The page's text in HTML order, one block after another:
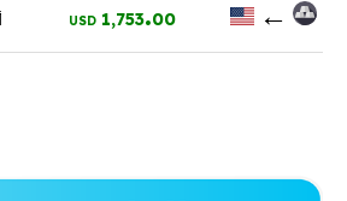
←
1,753.00
USD